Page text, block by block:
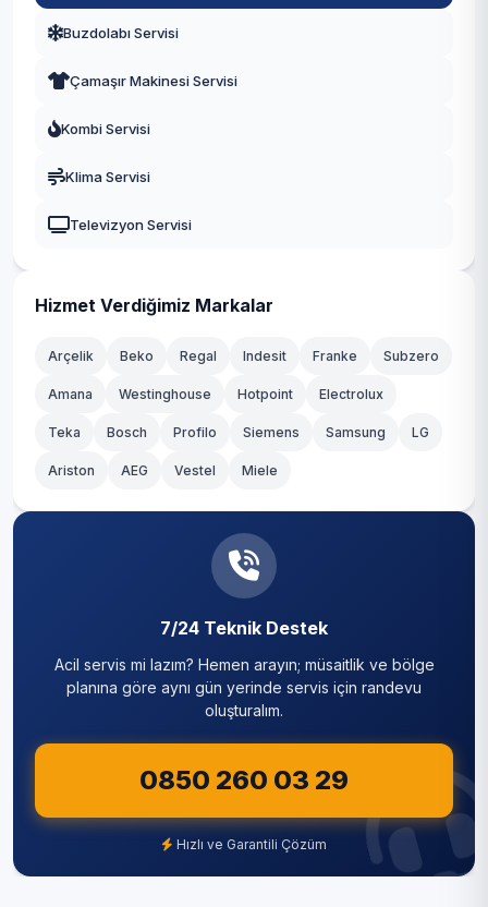
Serik
Buzdolabı Servisi
Çamaşır Makinesi Servisi
Kombi Servisi
Klima Servisi
Televizyon Servisi
Hizmet Verdiğimiz Markalar
Arçelik Beko Regal Indesit Franke Subzero
Amana Westinghouse Hotpoint Electrolux
Teka Bosch Profilo Siemens Samsung LG
Ariston AEG Vestel Miele
7/24 Teknik Destek
Acil servis mi lazım? Hemen arayın; müsaitlik ve bölge
planına göre aynı gün yerinde servis için randevu
oluşturalım.
0850 260 03 29
Hızlı ve Garantili Çözüm